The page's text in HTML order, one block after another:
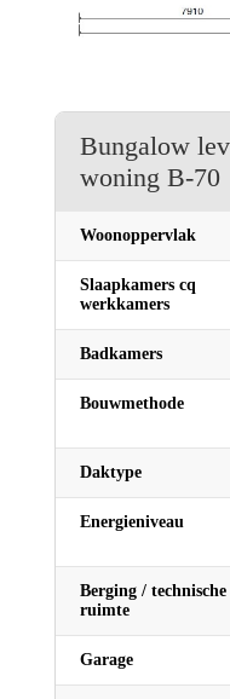
Bungalow
woning B-70
Woonoppervlak
Slaapkamers cq
werkkamers
Badkamers
Bouwmethode
Daktype
Energieniveau
Berging / technische
ruimte
Garage